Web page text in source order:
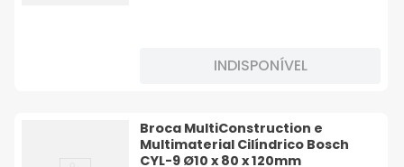
INDISPONÍVEL
Broca MultiConstruction e
Multimaterial Cilíndrico Bosch
CYL-9 Ø10 x 80 x 120mm